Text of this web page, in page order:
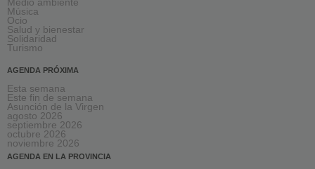
Medio ambiente
Música
Ocio
Salud y bienestar
Solidaridad
Turismo
AGENDA PRÓXIMA
Esta semana
Este fin de semana
Asunción de la Virgen
agosto 2026
septiembre 2026
octubre 2026
noviembre 2026
AGENDA EN LA PROVINCIA